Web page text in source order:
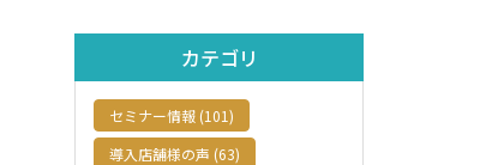
カテゴリ
セミナー情報 (101)
導入店舗様の声 (63)